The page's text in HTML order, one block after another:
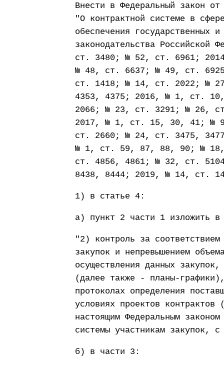
Внести в Федеральный закон
"О контрактной системе в
обеспечения государственных
законодательства
ст. 3480; № 52, ст. 6961;
№ 48, ст. 6637; № 49, ст.
ст. 1418; № 14, ст. 2022; №
4353, 4375; 2016, № 1, ст.
2066; № 23, ст. 3291; № 26,
2017, № 1, ст. 15, 30, 41; №
ст. 2660; № 24, ст. 3475,
№ 1, ст. 59, 87, 88, 90; №
ст. 4856, 4861; № 32, ст.
8438, 8444; 2019, № 14, ст.
1) в статье 4:
а) пункт 2 части 1 изложить в
"2) контроль за соответствием
закупок и непревышением
осуществления данных
(далее также - планы-
протоколах определения
условиях проектов контрактов
настоящим Федеральным
системы участникам закупок,
б) в части 3: